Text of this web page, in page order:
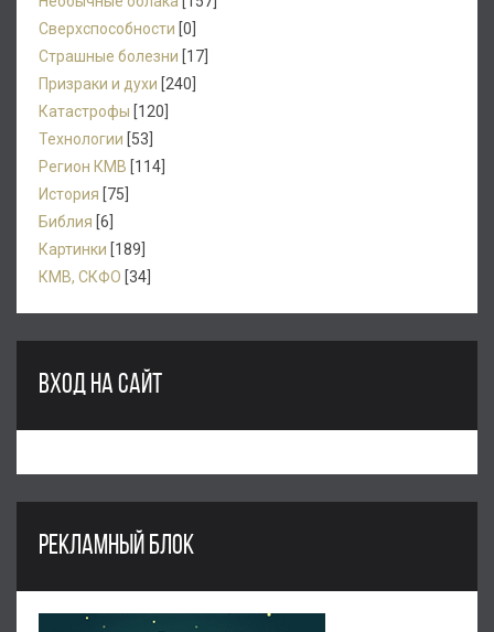
Сверхспособности [0]
Страшные болезни [17]
Призраки и духи [240]
Катастрофы [120]
Технологии [53]
Регион КМВ [114]
История [75]
Библия [6]
Картинки [189]
КМВ, СКФО [34]
ВХОД НА САЙТ
РЕКЛАМНЫЙ БЛОК